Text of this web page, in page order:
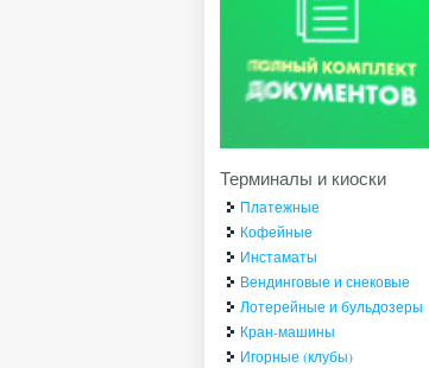
Терминалы и киоски
Платежные
Кофейные
Инстаматы
Вендинговые и снековые
Лотерейные и бульдозеры
Кран-машины
Игорные (клубы)